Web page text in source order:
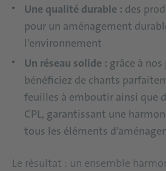
Une qualité durable : des
pour un aménagement
l’environnement
Un réseau solide : grâce à
bénéficiez de chants
feuilles à emboutir ainsi que
CPL, garantissant une
tous les éléments
Le résultat : un ensemble